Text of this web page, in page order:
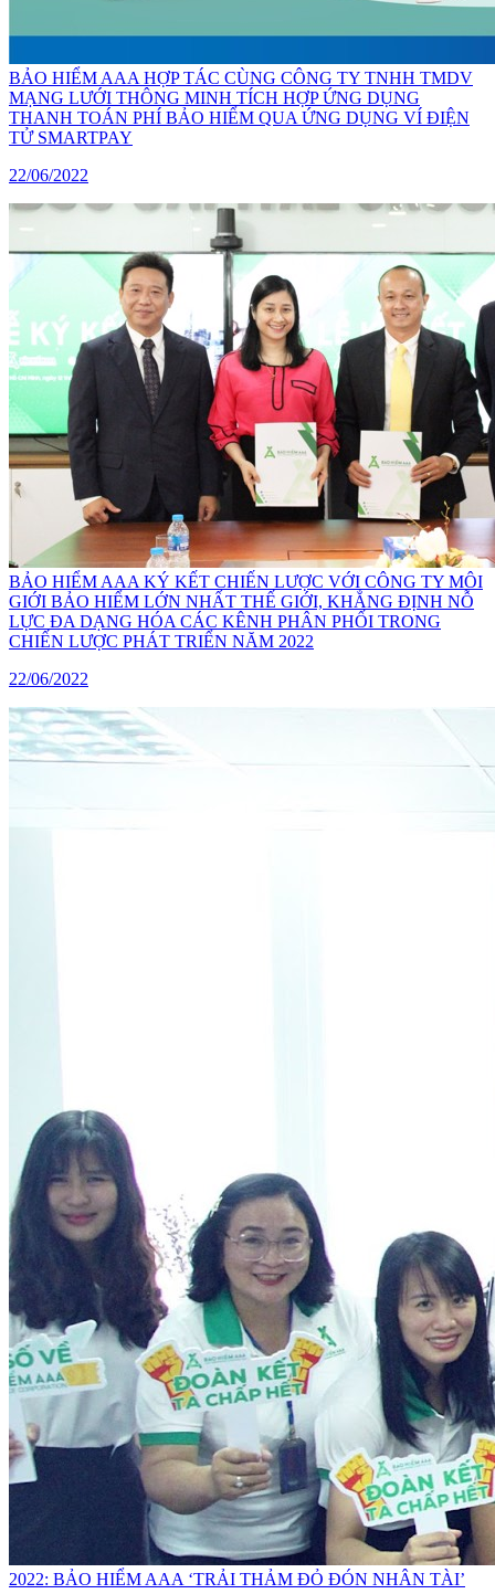
BẢO HIỂM AAA HỢP TÁC CÙNG CÔNG TY TNHH TMDV
MẠNG LƯỚI THÔNG MINH TÍCH HỢP ỨNG DỤNG
THANH TOÁN PHÍ BẢO HIỂM QUA ỨNG DỤNG VÍ ĐIỆN
TỬ SMARTPAY
22/06/2022
BẢO HIỂM AAA KÝ KẾT CHIẾN LƯỢC VỚI CÔNG TY MÔI
GIỚI BẢO HIỂM LỚN NHẤT THẾ GIỚI, KHẲNG ĐỊNH NỖ
LỰC ĐA DẠNG HÓA CÁC KÊNH PHÂN PHỐI TRONG
CHIẾN LƯỢC PHÁT TRIỂN NĂM 2022
22/06/2022
2022: BẢO HIỂM AAA ‘TRẢI THẢM ĐỎ ĐÓN NHÂN TÀI’